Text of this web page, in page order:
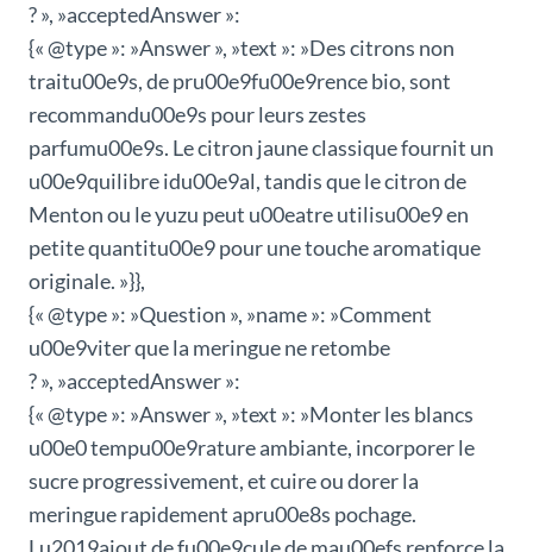
? », »acceptedAnswer »:
{« @type »: »Answer », »text »: »Des citrons non
traitu00e9s, de pru00e9fu00e9rence bio, sont
recommandu00e9s pour leurs zestes
parfumu00e9s. Le citron jaune classique fournit un
u00e9quilibre idu00e9al, tandis que le citron de
Menton ou le yuzu peut u00eatre utilisu00e9 en
petite quantitu00e9 pour une touche aromatique
originale. »}},
{« @type »: »Question », »name »: »Comment
u00e9viter que la meringue ne retombe
? », »acceptedAnswer »:
{« @type »: »Answer », »text »: »Monter les blancs
u00e0 tempu00e9rature ambiante, incorporer le
sucre progressivement, et cuire ou dorer la
meringue rapidement apru00e8s pochage.